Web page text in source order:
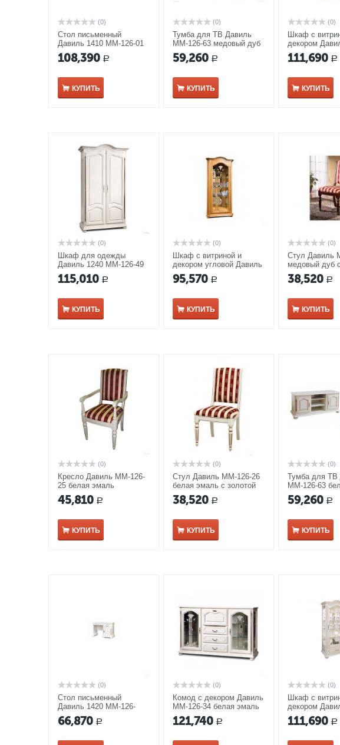
(0)
Стол письменный
Давиль 1410 ММ-126-01
медовый дуб с золотой
патиной
108,390 Р
КУПИТЬ
(0)
Тумба для ТВ Давиль
ММ-126-63 медовый дуб
с золотой патиной
59,260 Р
КУПИТЬ
(0)
Шкаф с
декором
ММ-126-54П
дуб с золотой
111,690 Р
КУПИТЬ
(0)
Шкаф для одежды
Давиль 1240 ММ-126-49
белая эмаль
115,010 Р
КУПИТЬ
(0)
Шкаф с витриной и
декором угловой Давиль
ММ-126-50П медовый
дуб с золотой патиной
95,570 Р
КУПИТЬ
(0)
Стул Давиль
медовый дуб
патиной
38,520 Р
КУПИТЬ
(0)
Кресло Давиль ММ-126-
25 белая эмаль
45,810 Р
КУПИТЬ
(0)
Стул Давиль ММ-126-26
белая эмаль с золотой
патиной
38,520 Р
КУПИТЬ
(0)
Тумба для ТВ
ММ-126-63
59,260 Р
КУПИТЬ
(0)
Стол письменный
Давиль 1420 ММ-126-
01/01 белая эмаль
66,870 Р
(0)
Комод с декором Давиль
ММ-126-34 белая эмаль
121,740 Р
(0)
Шкаф с
декором
ММ-126-54Л
с золотой
111,690 Р